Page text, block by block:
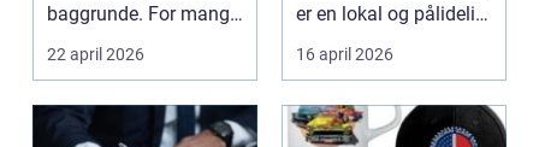
baggrunde. For mange
starter det med
hyggedrik på ...
22 april 2026
er en lokal og pålidelig
elektrik...
16 april 2026